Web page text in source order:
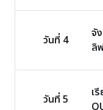
วันที่ 4
จั
ลิ
วันที่ 5
เ